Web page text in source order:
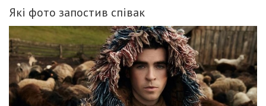
Які фото запостив співак